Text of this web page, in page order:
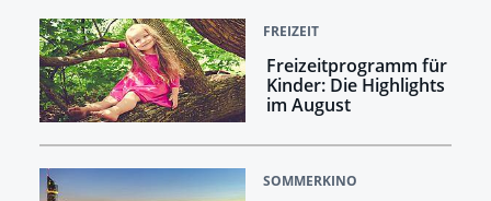
FREIZEIT
Freizeitprogramm für
Kinder: Die Highlights
im August
SOMMERKINO